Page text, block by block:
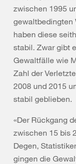
zwischen 1995
gewaltbedingten
haben diese
stabil. Zwar gibt
Gewaltfälle wie
Zahl der
2008 und 2015
stabil geblieben.
«Der Rückgang
zwischen 15 bis
Degen,
gingen die